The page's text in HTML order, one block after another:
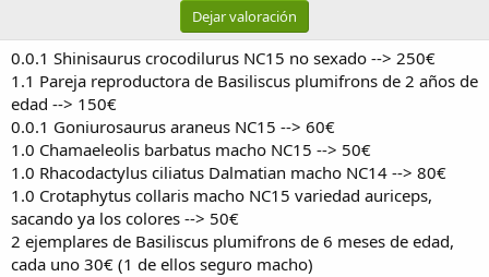
c
r
a
c
ó
n
Dejar valoración
0.0.1 Shinisaurus crocodilurus NC15 no sexado --> 250€
1.1 Pareja reproductora de Basiliscus plumifrons de 2 años de
edad --> 150€
0.0.1 Goniurosaurus araneus NC15 --> 60€
1.0 Chamaeleolis barbatus macho NC15 --> 50€
1.0 Rhacodactylus ciliatus Dalmatian macho NC14 --> 80€
1.0 Crotaphytus collaris macho NC15 variedad auriceps,
sacando ya los colores --> 50€
2 ejemplares de Basiliscus plumifrons de 6 meses de edad,
cada uno 30€ (1 de ellos seguro macho)